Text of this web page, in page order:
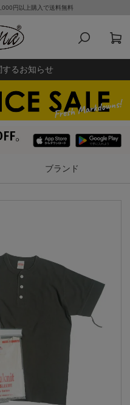
円以上購入で送料無料
るお知らせ
ブランド